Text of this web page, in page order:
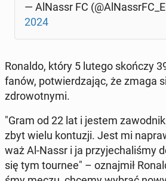
— AlNassr FC
2024
Ronaldo, który 5 lutego skończy
fanów, po­twier­dza­jąc, że zmaga
zdro­wot­ny­mi.
"Gram od 22 lat i jestem
zbyt wielu kon­tu­zji. Jest mi
waż Al-Nassr i ja przy­je­cha­li­śmy
się tym tournee" – oznaj­mił